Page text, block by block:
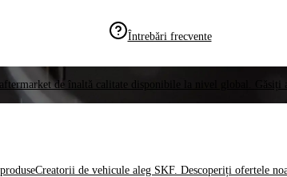
Întrebări frecvente
de înaltă calitate disponibile la nivel global. Găsiți
Creatorii de vehicule aleg SKF. Descoperiți ofertele